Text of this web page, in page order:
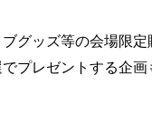
グッズ等の会場限
プレゼントする企